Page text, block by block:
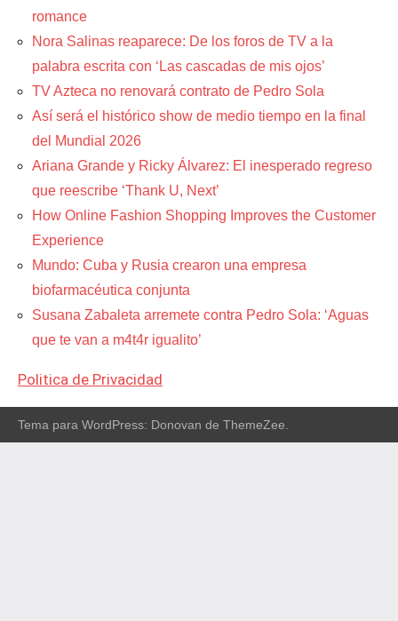
romance
Nora Salinas reaparece: De los foros de TV a la
palabra escrita con ‘Las cascadas de mis ojos’
TV Azteca no renovará contrato de Pedro Sola
Así será el histórico show de medio tiempo en la final
del Mundial 2026
Ariana Grande y Ricky Álvarez: El inesperado regreso
que reescribe ‘Thank U, Next’
How Online Fashion Shopping Improves the Customer
Experience
Mundo: Cuba y Rusia crearon una empresa
biofarmacéutica conjunta
Susana Zabaleta arremete contra Pedro Sola: ‘Aguas
que te van a m4t4r igualito’
Politica de Privacidad
Tema para WordPress: Donovan de ThemeZee.